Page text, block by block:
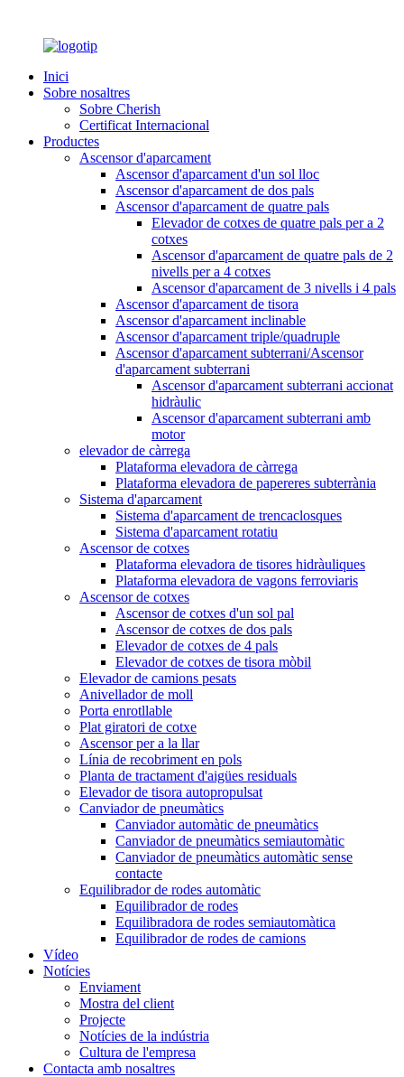
Inici
Sobre nosaltres
Sobre Cherish
Certificat Internacional
Productes
Ascensor d'aparcament
Ascensor d'aparcament d'un sol lloc
Ascensor d'aparcament de dos pals
Ascensor d'aparcament de quatre pals
Elevador de cotxes de quatre pals per a 2
cotxes
Ascensor d'aparcament de quatre pals de 2
nivells per a 4 cotxes
Ascensor d'aparcament de 3 nivells i 4 pals
Ascensor d'aparcament de tisora
Ascensor d'aparcament inclinable
Ascensor d'aparcament triple/quadruple
Ascensor d'aparcament subterrani/Ascensor
d'aparcament subterrani
Ascensor d'aparcament subterrani accionat
hidràulic
Ascensor d'aparcament subterrani amb
motor
elevador de càrrega
Plataforma elevadora de càrrega
Plataforma elevadora de papereres subterrània
Sistema d'aparcament
Sistema d'aparcament de trencaclosques
Sistema d'aparcament rotatiu
Ascensor de cotxes
Plataforma elevadora de tisores hidràuliques
Plataforma elevadora de vagons ferroviaris
Ascensor de cotxes
Ascensor de cotxes d'un sol pal
Ascensor de cotxes de dos pals
Elevador de cotxes de 4 pals
Elevador de cotxes de tisora ​​mòbil
Elevador de camions pesats
Anivellador de moll
Porta enrotllable
Plat giratori de cotxe
Ascensor per a la llar
Línia de recobriment en pols
Planta de tractament d'aigües residuals
Elevador de tisora ​​autopropulsat
Canviador de pneumàtics
Canviador automàtic de pneumàtics
Canviador de pneumàtics semiautomàtic
Canviador de pneumàtics automàtic sense
contacte
Equilibrador de rodes automàtic
Equilibrador de rodes
Equilibradora de rodes semiautomàtica
Equilibrador de rodes de camions
Vídeo
Notícies
Enviament
Mostra del client
Projecte
Notícies de la indústria
Cultura de l'empresa
Contacta amb nosaltres